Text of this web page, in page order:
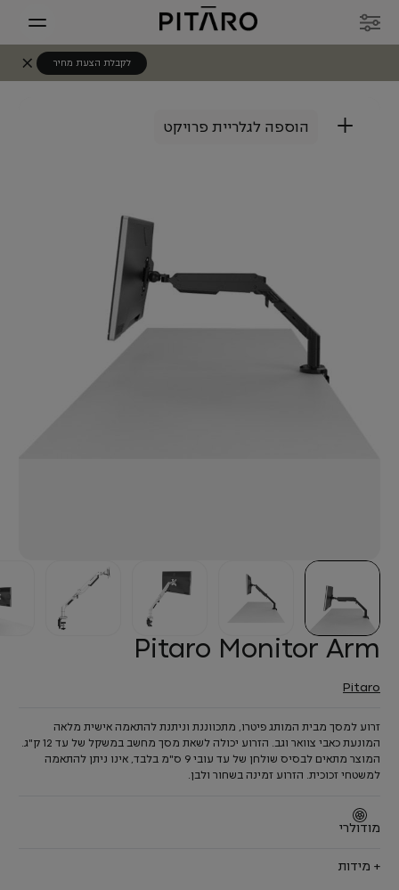
לקבלת הצעת מחיר
+ הוספה לגלריית פרויקט
Pitaro Monitor Arm
Pitaro
זרוע למסך מבית המותג פיטרו, מתכווננת וניתנת להתאמה אישית מלאה
המונעת כאבי צוואר וגב. הזרוע יכולה לשאת מסך מחשב במשקל של עד 12 ק"ג.
המוצר מתאים לבסיס שולחן של עד עובי 9 ס"מ בלבד, אינו ניתן להתאמה
למשטחי זכוכית. הזרוע זמינה בשחור ולבן.
מודולרי
+ מידות